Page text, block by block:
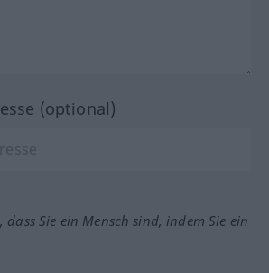
(optional)
dass Sie ein Mensch sind, indem Sie ein